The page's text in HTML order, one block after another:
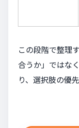
この段階で整理
合うか」ではなく
り、選択肢の優